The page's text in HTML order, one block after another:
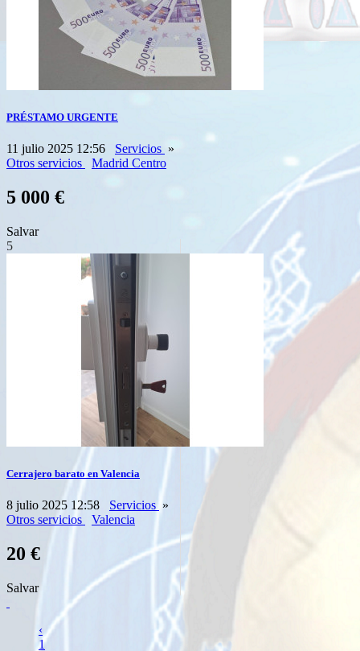
PRÉSTAMO URGENTE
11 julio 2025 12:56 Servicios »
Otros servicios
Madrid Centro
5 000 €
Salvar
5
Cerrajero barato en Valencia
8 julio 2025 12:58 Servicios »
Otros servicios
Valencia
20 €
Salvar
‹
1